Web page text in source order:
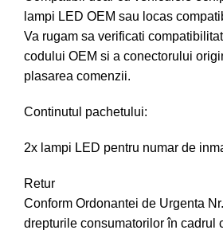
lampi LED OEM sau locas
Va rugam sa verificati
codului OEM si a conectorului
plasarea comenzii.
Continutul pachetului:
2x lampi LED pentru numar de
Retur
Conform Ordonantei de Urgenta
drepturile consumatorilor în cadrul